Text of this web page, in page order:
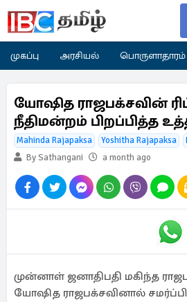
முகப்பு அரசியல் பொருளாதாரம்
யோஷித ராஜபக்‌சவின்
நீதிமன்றம் பிறப்பித்த
Mahinda Rajapaksa Yoshitha Rajapaksa
By Sathangani
a month ago
முன்னாள் ஜனாதிபதி மகிந்த
யோஷித ராஜபக்சவினால்